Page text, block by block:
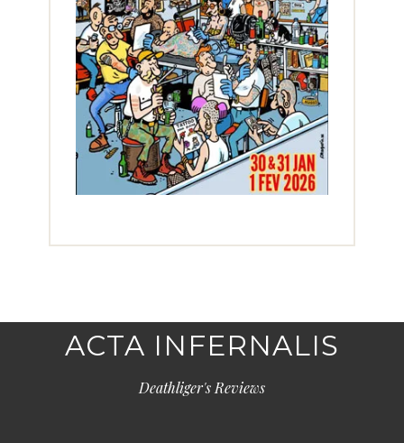
ACTA INFERNALIS
Deathliger's Reviews